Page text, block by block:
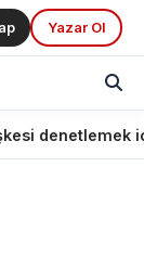
Yazar Ol
için